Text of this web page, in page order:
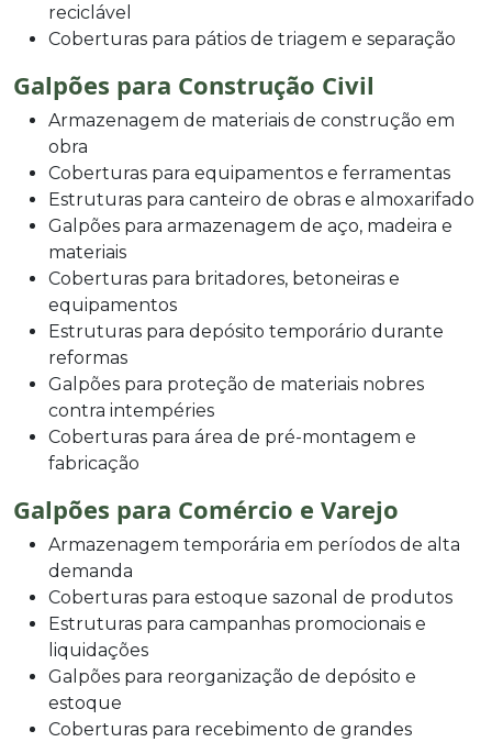
reciclável
Coberturas para pátios de triagem e separação
Galpões para Construção Civil
Armazenagem de materiais de construção em
obra
Coberturas para equipamentos e ferramentas
Estruturas para canteiro de obras e almoxarifado
Galpões para armazenagem de aço, madeira e
materiais
Coberturas para britadores, betoneiras e
equipamentos
Estruturas para depósito temporário durante
reformas
Galpões para proteção de materiais nobres
contra intempéries
Coberturas para área de pré-montagem e
fabricação
Galpões para Comércio e Varejo
Armazenagem temporária em períodos de alta
demanda
Coberturas para estoque sazonal de produtos
Estruturas para campanhas promocionais e
liquidações
Galpões para reorganização de depósito e
estoque
Coberturas para recebimento de grandes